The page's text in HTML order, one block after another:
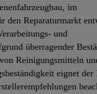
im
den Reparaturmarkt
und
überragender
Reinigungsmitteln
eignet